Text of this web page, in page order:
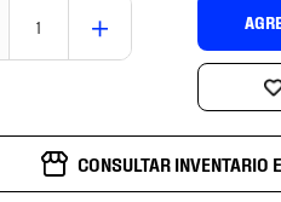
＋
CONSULTAR INVENTARIO